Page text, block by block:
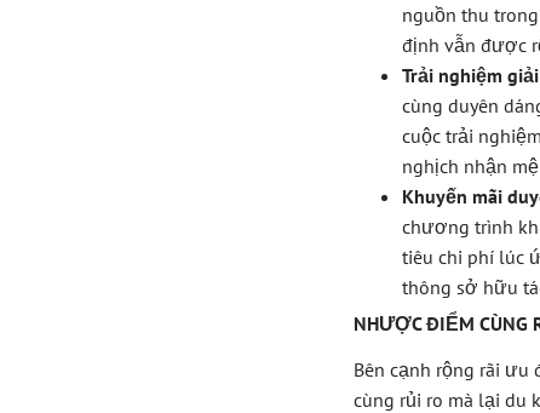
nguồn thu
định vẫn được
Trải nghiệm
cùng duyên
cuộc trải
nghịch nhận
Khuyến mãi
chương trình
tiêu chi phí lúc
thông sở hữu
NHƯỢC ĐIỂM CÙNG
Bên cạnh rộng rãi
cùng rủi ro mà lại du